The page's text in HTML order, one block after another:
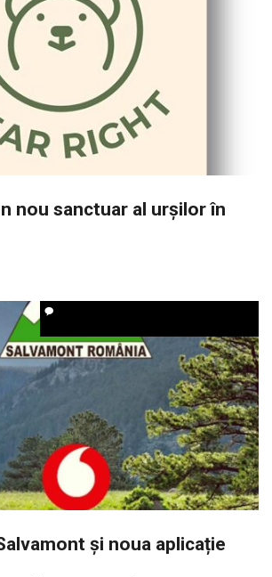
nou sanctuar al urșilor în
și noua aplicație